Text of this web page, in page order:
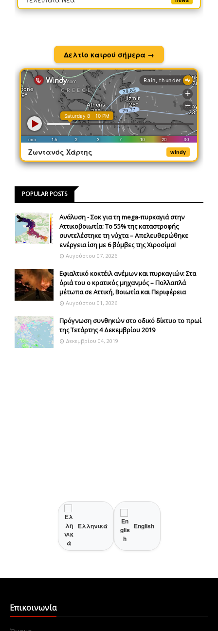
Δελτίο καιρού σήμερα →
Ζωντανός Χάρτης windy
POPULAR POSTS
Ανάλυση - Σοκ για τη mega-πυρκαγιά στην
Αττικοβοιωτία: Το 55% της καταστροφής
συντελέστηκε τη νύχτα – Απελευθερώθηκε
ενέργεια ίση με 6 βόμβες της Χιροσίμα!
Αυγούστου 07, 2026
Εφιαλτικό κοκτέιλ ανέμων και πυρκαγιών: Στα
όριά του ο κρατικός μηχανμός – Πολλαπλά
μέτωπα σε Αττική, Βοιωτία και Περιφέρεια
Αυγούστου 01, 2026
Πρόγνωση συνθηκών στο οδικό δίκτυο το πρωί
της Τετάρτης 4 Δεκεμβρίου 2019
Δεκεμβρίου 04, 2019
Ελληνικά English
Επικοινωνία